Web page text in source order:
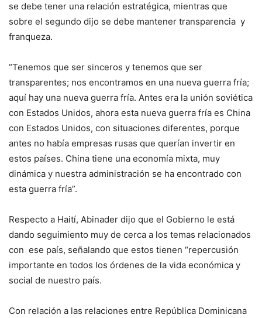
se debe tener una relación estratégica, mientras que
sobre el segundo dijo se debe mantener transparencia y
franqueza.
“Tenemos que ser sinceros y tenemos que ser
transparentes; nos encontramos en una nueva guerra fría;
aquí hay una nueva guerra fría. Antes era la unión soviética
con Estados Unidos, ahora esta nueva guerra fría es China
con Estados Unidos, con situaciones diferentes, porque
antes no había empresas rusas que querían invertir en
estos países. China tiene una economía mixta, muy
dinámica y nuestra administración se ha encontrado con
esta guerra fría”.
Respecto a Haití, Abinader dijo que el Gobierno le está
dando seguimiento muy de cerca a los temas relacionados
con ese país, señalando que estos tienen “repercusión
importante en todos los órdenes de la vida económica y
social de nuestro país.
Con relación a las relaciones entre República Dominicana